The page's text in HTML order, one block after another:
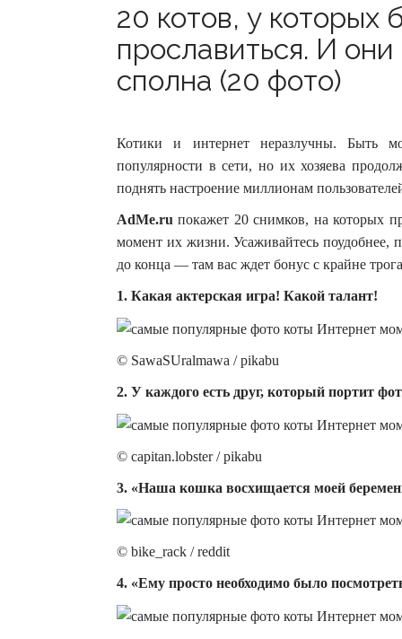
20 котов, у которых
прославиться. И
сполна (20 фото)
Котики и интернет неразлучны. Быть
популярности в сети, но их хозяева
поднять настроение миллионам
AdMe.ruпокажет 20 снимков, на которых
момент их жизни.Усаживайтесь
до конца — там вас ждет бонус с крайне
1. Какая актерская игра! Какой талант!
© SawaSUralmawa / pikabu
2. У каждого есть друг, который портит
© capitan.lobster / pikabu
3. «Наша кошка восхищается моей
© bike_rack / reddit
4. «Ему просто необходимо было